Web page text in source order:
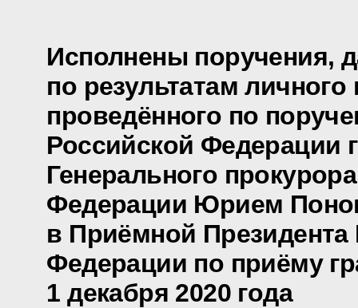
Исполнены поручения,
по результатам
проведённого по
Российской Федерации
Генерального
Федерации Юрием
в Приёмной Президента
Федерации по приёму
1 декабря 2020 года